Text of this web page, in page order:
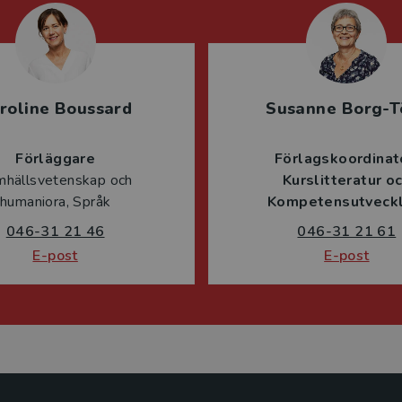
Boussard
Förläggare
och
humaniora, Språk
046-31 21 46
E-post
Susanne Borg-
Kurslitteratur
046-31 21 61
E-post